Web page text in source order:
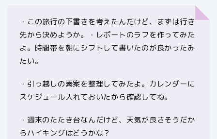
・この旅行の下書きを考えたんだけど、まずは行き
先から決めようか。・レポートのラフを作ってみた
よ。時間帯を朝にシフトして書いたのが良かったみ
たい。
・引っ越しの素案を整理してみたよ。カレンダーに
スケジュール入れておいたから確認してね。
・週末のたたき台なんだけど、天気が良さそうだか
らハイキングはどうかな？